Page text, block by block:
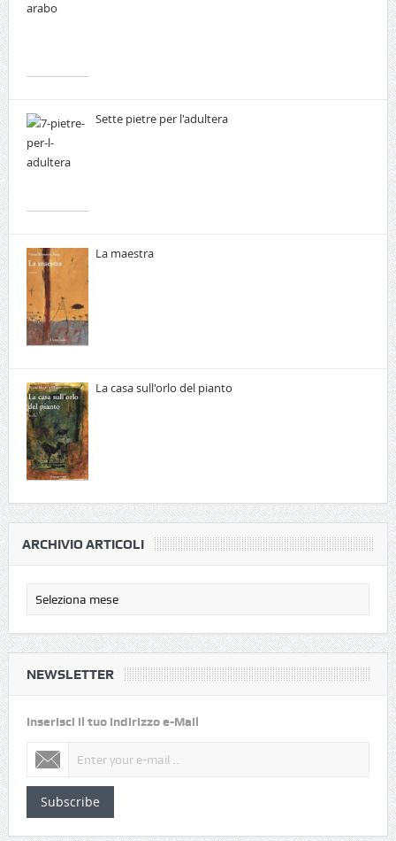
Sette pietre per l'adultera
La maestra
La casa sull'orlo del pianto
ARCHIVIO ARTICOLI
NEWSLETTER
Inserisci il tuo indirizzo e-Mail
Subscribe